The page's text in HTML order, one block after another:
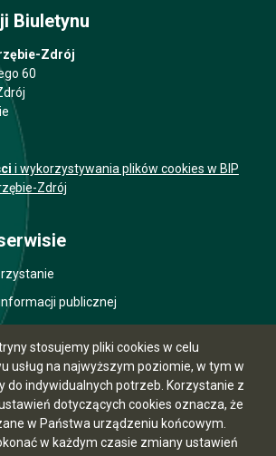
stosujemy pliki cookies w celu
usług na najwyższym poziomie, w tym w
do indywidualnych potrzeb. Korzystanie z
dotyczących cookies oznacza, że
w Państwa urządzeniu końcowym.
w każdym czasie zmiany ustawień
Biuletynu
Zdrój
60
i wykorzystywania plików cookies w BIP
Zdrój
publicznej
BIP: 07.08.2026 09:35